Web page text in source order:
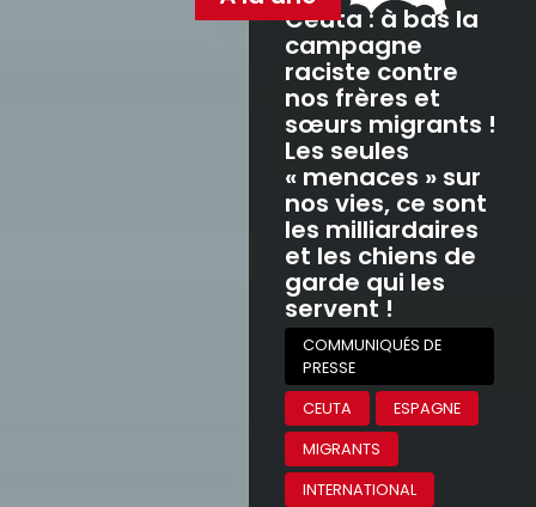
Ceuta : à bas la
campagne
raciste contre
nos frères et
sœurs migrants !
Les seules
« menaces » sur
nos vies, ce sont
les milliardaires
et les chiens de
garde qui les
servent !
COMMUNIQUÉS DE
PRESSE
CEUTA
ESPAGNE
MIGRANTS
INTERNATIONAL